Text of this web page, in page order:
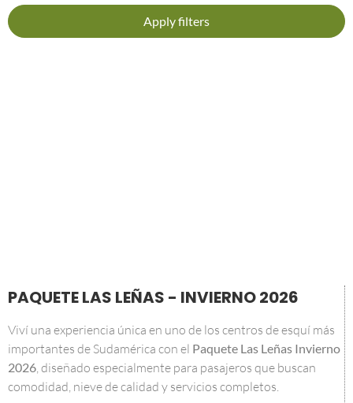
Apply filters
PAQUETE LAS LEÑAS - INVIERNO 2026
Viví una experiencia única en uno de los centros de esquí más
importantes de Sudamérica con el Paquete Las Leñas Invierno
2026, diseñado especialmente para pasajeros que buscan
comodidad, nieve de calidad y servicios completos.